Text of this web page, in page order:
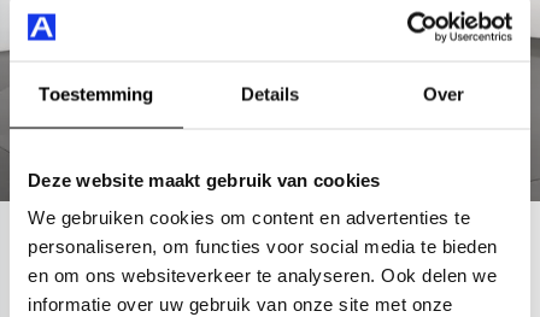
Toestemming Details Over
Deze website maakt gebruik van cookies
We gebruiken cookies om content en advertenties te
personaliseren, om functies voor social media te bieden
en om ons websiteverkeer te analyseren. Ook delen we
informatie over uw gebruik van onze site met onze
Audi e-tron
55 quattro Advanced 95 kWh